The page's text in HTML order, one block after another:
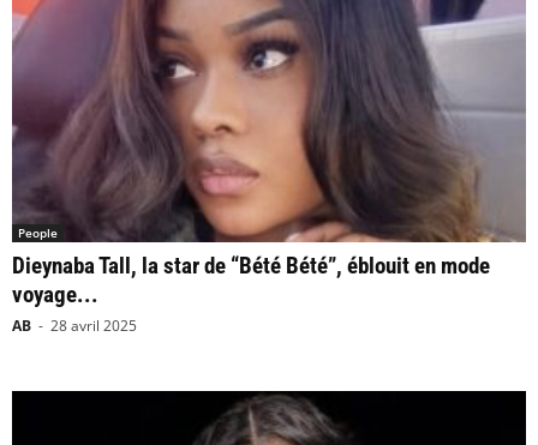
People
Dieynaba Tall, la star de “Bété Bété”, éblouit en mode
voyage...
AB - 28 avril 2025